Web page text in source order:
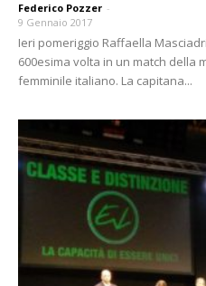
Federico Pozzer -
9 Gennaio 2017
Ieri pomeriggio Raffaella
600esima volta in un match della
femminile italiano. La capitana...